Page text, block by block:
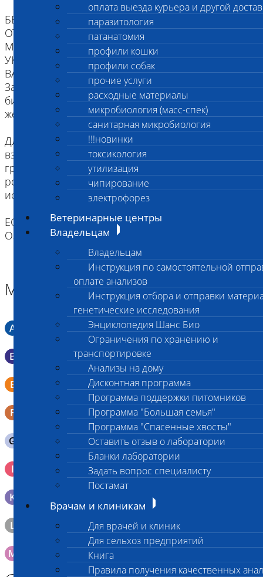
оплата выезда курьера и другой
паразитология
патанатомия
профили кошки
профили собак
прочие услуги
расходные материалы
микробиология (масс-спек)
санитарная микробиология
!!!новинки
токсикология
утилизация
чипирование
электрофорез
Ветеринарные центры
Владельцам
Владельцам
Инструкция по самостоятельной
оплате анализов
Инструкция отбора и отправки
генетические исследования
Энциклопедия Шанс Био
Ограничения по хранению и
транспортировке
Анализы на дому
Дисконтная программа
Программа поддержки питомников
Программа "Большая семья"
Программа "Спасенные хвосты"
Оставить отзыв о лаборатории
Бланки лаборатории
Задать вопрос специалисту
Постамат
Врачам и клиникам
Для врачей и клиник
Для сельхоз предприятий
Книга
Правила получения качественных
БЕЗ ИДЕНТИФИКАЦИИ, МЫ НЕ НЕСЕМ
ОТВЕТСТВЕННОСТИ, ЧТО ПРИСЛАННЫЙ
МАТЕРИАЛ ПРИНАДЛЕЖИТ ЖИВОТНОМУ
УКАЗАННОМУ В НАПРАВЛЕНИИ.
ВАЖНО для взятия буккального эпителия:
За два часа до проведения процедуры взятия
биоматериала животное следует не кормить,
желательна изоляция от других животных.
Для щенков и котят как минимум за два часа до
взятия биоматериала надо исключить кормление
грудным молоком. Рекомендуется промыть
ротовую полость водой (для удобства можно
использовать шприц).
ЕСЛИ ВЫ ДОСТАВЛЯЕТЕ ТОЛЬКО МАТЕРИАЛ,
ОЗНАКОМТЕСЬ С ИНСТРУКЦИЕЙ
Материал
A Мазок в пробирку со средой Кери-Блера
B Мазок в пробирку со средой Эймса (Стюарта)
E
Смывы со слизистых в пробирку Эппендорфа (с
физраствором 0.5 мл)
F Кал в контейнере с ложечкой
G Содержимое желудка 10-30 мл
I
Кровь 2-3 мл. на фильтр-бумаге, высушенная для
генетических исследований
K Образец тканей в контейнере с 10% раствором формалина
L Материал берется только в лаборатории!
M Мазок на стекло